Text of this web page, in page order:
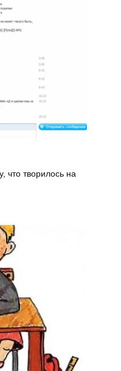
что творилось на